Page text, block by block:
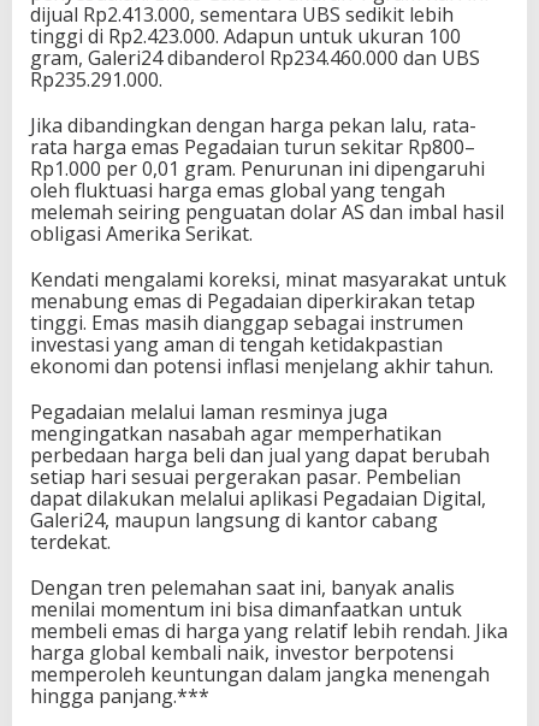
dijual Rp2.413.000, sementara UBS sedikit lebih
tinggi di Rp2.423.000. Adapun untuk ukuran 100
gram, Galeri24 dibanderol Rp234.460.000 dan UBS
Rp235.291.000.
Jika dibandingkan dengan harga pekan lalu, rata-
rata harga emas Pegadaian turun sekitar Rp800–
Rp1.000 per 0,01 gram. Penurunan ini dipengaruhi
oleh fluktuasi harga emas global yang tengah
melemah seiring penguatan dolar AS dan imbal hasil
obligasi Amerika Serikat.
Kendati mengalami koreksi, minat masyarakat untuk
menabung emas di Pegadaian diperkirakan tetap
tinggi. Emas masih dianggap sebagai instrumen
investasi yang aman di tengah ketidakpastian
ekonomi dan potensi inflasi menjelang akhir tahun.
Pegadaian melalui laman resminya juga
mengingatkan nasabah agar memperhatikan
perbedaan harga beli dan jual yang dapat berubah
setiap hari sesuai pergerakan pasar. Pembelian
dapat dilakukan melalui aplikasi Pegadaian Digital,
Galeri24, maupun langsung di kantor cabang
terdekat.
Dengan tren pelemahan saat ini, banyak analis
menilai momentum ini bisa dimanfaatkan untuk
membeli emas di harga yang relatif lebih rendah. Jika
harga global kembali naik, investor berpotensi
memperoleh keuntungan dalam jangka menengah
hingga panjang.***